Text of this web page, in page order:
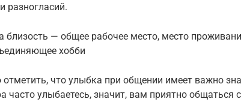
разногласий.
близость — общее рабочее место, место
хобби
что улыбка при общении имеет важно
часто улыбаетесь, значит, вам приятно общаться